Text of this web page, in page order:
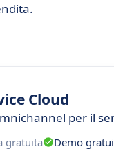
Cloud
per il
gratuita Demo